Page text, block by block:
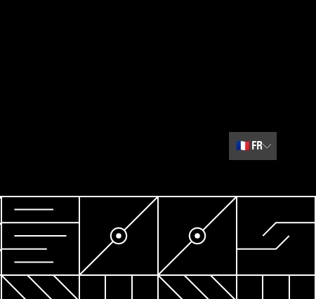
🇫🇷 FR